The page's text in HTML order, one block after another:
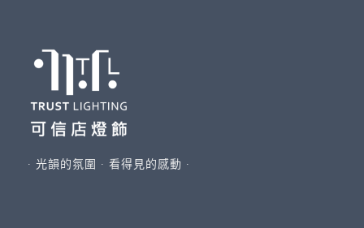
∙ 光韻的氛圍 ∙ 看得見的感動 ∙